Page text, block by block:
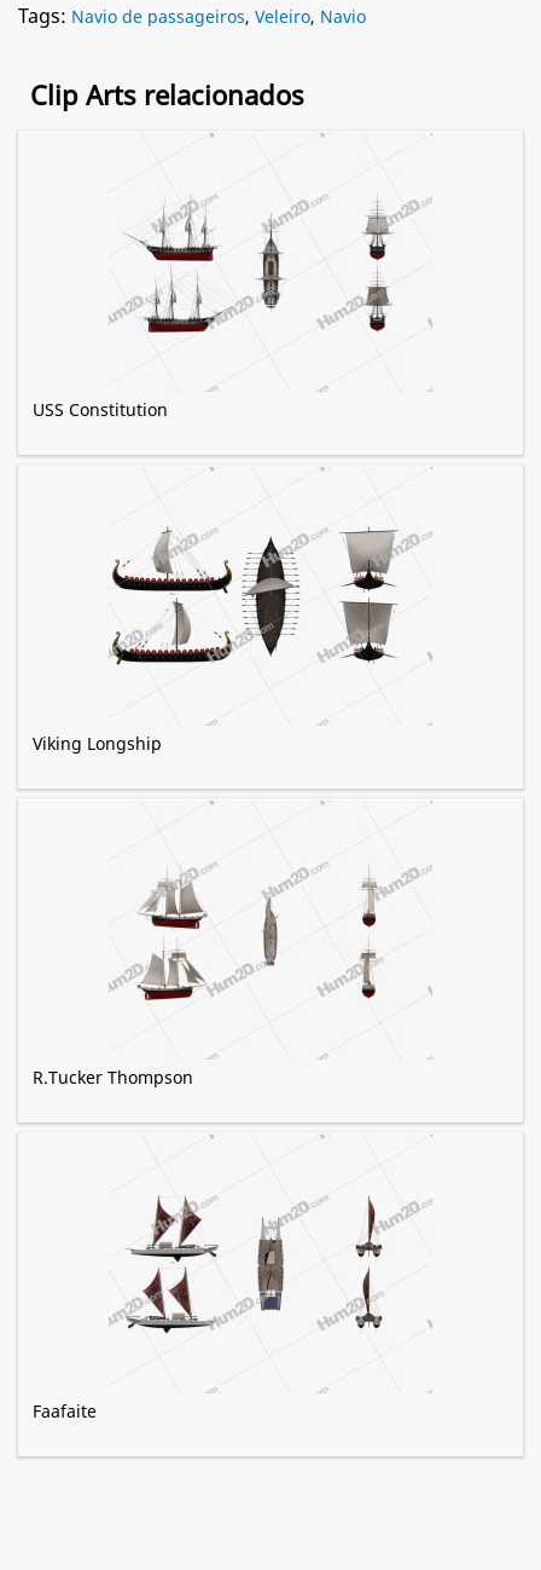
Tags: Navio de passageiros, Veleiro, Navio
Clip Arts relacionados
USS Constitution
Viking Longship
R.Tucker Thompson
Faafaite